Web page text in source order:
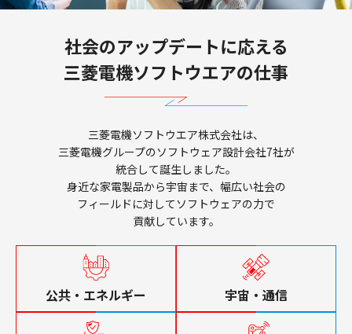
社会のアップデートに応える
三菱電機ソフトウエアの仕事
三菱電機ソフトウエア株式会社は、
三菱電機グループのソフトウェア設計会社7社が
統合して誕生しました。
身近な家電製品から宇宙まで、幅広い社会の
フィールドに対してソフトウェアの力で
貢献しています。
公共・エネルギー 宇宙・通信